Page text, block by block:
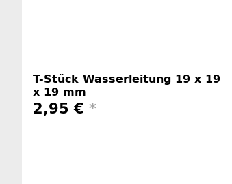
T-Stück Wasserleitung 19 x 19
x 19 mm
2,95 € *